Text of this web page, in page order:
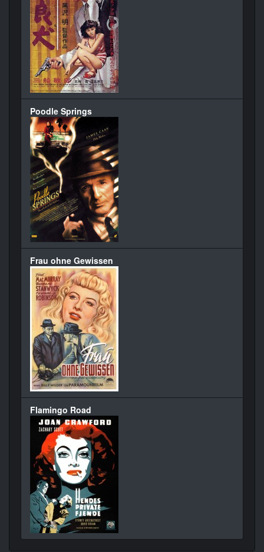
Poodle Springs
Frau ohne Gewissen
Flamingo Road